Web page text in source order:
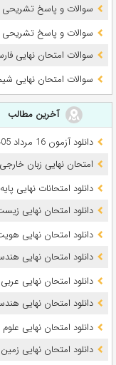
سوالات و پاسخ تشریحی کنکور
سوالات و پاسخ تشریحی
سوالات امتحان نهایی فارسی 3 سال دوازدهم (1397
سوالات امتحان نهایی شیمی 3 سال دوازدهم (1397
آخرین مطالب
دانلود آزمون 16 مرداد 1405 قلمچی
امتحان نهایی زبان خارجی 2 پایه یازدهم تیر و مرداد 1405 + فایل
دانلود امتحانات نهایی پایه
دانلود امتحان نهایی زیست شناسی 2 پایه
دانلود امتحان نهایی هویت
دانلود امتحان نهایی هندسه 2 پایه یازدهم تیر 1405
دانلود امتحان نهایی عربی 3 پایه دوازدهم تیر 1405 + پاسخ
دانلود امتحان نهایی هندسه 3 پایه دوازدهم تیر
دانلود امتحان نهایی علوم و فنون ادبی 3
دانلود امتحان نهایی زمین